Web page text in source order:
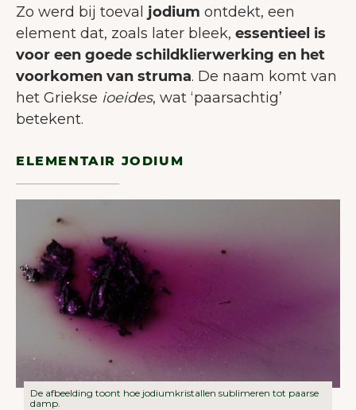
Zo werd bij toeval jodium ontdekt, een
element dat, zoals later bleek, essentieel is
voor een goede schildklierwerking en het
voorkomen van struma. De naam komt van
het Griekse ioeides, wat ‘paarsachtig’
betekent.
ELEMENTAIR JODIUM
De afbeelding toont hoe jodiumkristallen sublimeren tot paarse
damp.